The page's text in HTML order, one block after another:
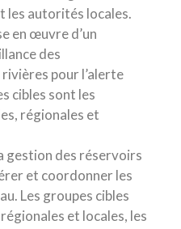
les autorités locales.
en œuvre d’un
des
pour l’alerte
cibles sont les
régionales et
gestion des réservoirs
et coordonner les
Les groupes cibles
et locales, les